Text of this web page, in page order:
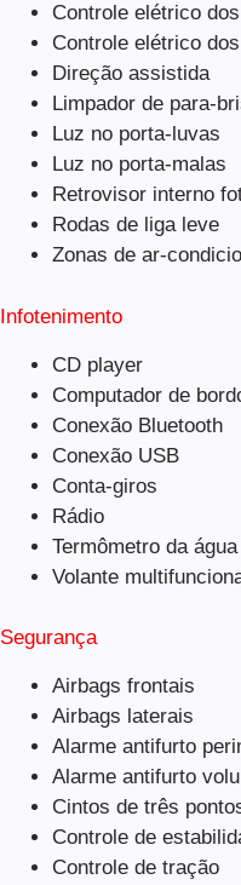
Controle elétrico
Controle elétrico
Direção assistida
Limpador de para-
Luz no porta-luvas
Luz no porta-malas
Retrovisor interno
Rodas de liga leve
Zonas de ar-
Infotenimento
CD player
Computador de
Conexão Bluetooth
Conexão USB
Conta-giros
Rádio
Termômetro da
Volante
Segurança
Airbags frontais
Airbags laterais
Alarme antifurto
Alarme antifurto
Cintos de três
Controle de
Controle de tração